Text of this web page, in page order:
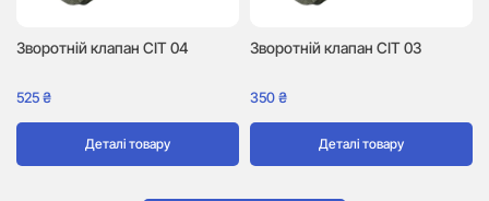
Зворотній клапан CIT 04
525₴
Деталі товару
Зворотній клапан CIT 03
350₴
Деталі товару